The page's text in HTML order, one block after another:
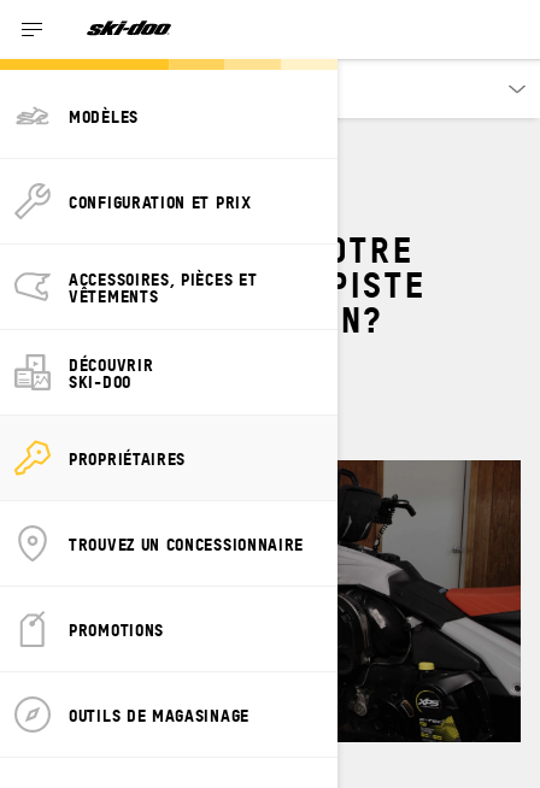
MODÈLES
CONFIGURATION ET PRIX
ACCESSOIRES, PIÈCES ET
VÊTEMENTS
DÉCOUVRIR
SKI-DOO
PROPRIÉTAIRES
TROUVEZ UN CONCESSIONNAIRE
PROMOTIONS
OUTILS DE MAGASINAGE
COMMENT FAIRE
L'ENTRETIEN DE VOTRE
MOTONEIGE HORS-PISTE
PENDANT LA SAISON?
Parl'équipe Ski-Doo
novembre 2022